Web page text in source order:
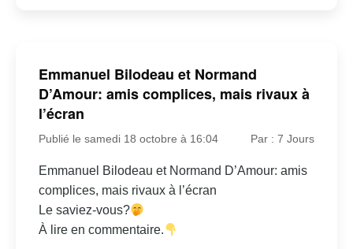
Emmanuel Bilodeau et Normand
D’Amour: amis complices, mais rivaux à
l’écran
Publié le samedi 18 octobre à 16:04 Par : 7 Jours
Emmanuel Bilodeau et Normand D’Amour: amis
complices, mais rivaux à l’écran
Le saviez-vous?
À lire en commentaire.